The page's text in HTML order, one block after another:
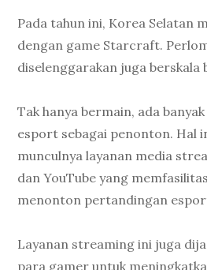
Pada tahun ini, Korea Selatan
dengan game Starcraft.
diselenggarakan juga berskala
Tak hanya bermain, ada
esport sebagai penonton. Hal
munculnya layanan media
dan YouTube yang
menonton pertandingan
Layanan streaming ini juga
para gamer untuk